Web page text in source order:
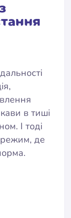
в тиші
І тоді
де